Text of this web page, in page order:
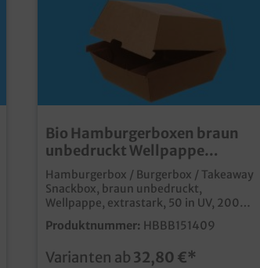
Bio Hamburgerboxen braun
unbedruckt Wellpappe
extrastark 200St. versch.
Größen
Hamburgerbox / Burgerbox / Takeaway
Snackbox, braun unbedruckt,
Wellpappe, extrastark, 50 in UV, 200
Stück in VE verschiedene Größen gemäß
Auswahl, L > 11,5x11,5x9cm (Bodenmaß)
(Bodenmaß) 15,2x15,2cm (Öffnung) 📦
Produktnummer: HBBB151409
Varianten ab 32,80 €*